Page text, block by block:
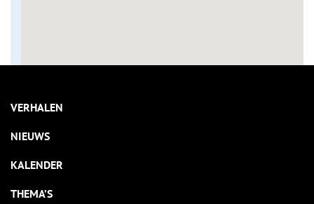
VERHALEN
NIEUWS
KALENDER
THEMA’S